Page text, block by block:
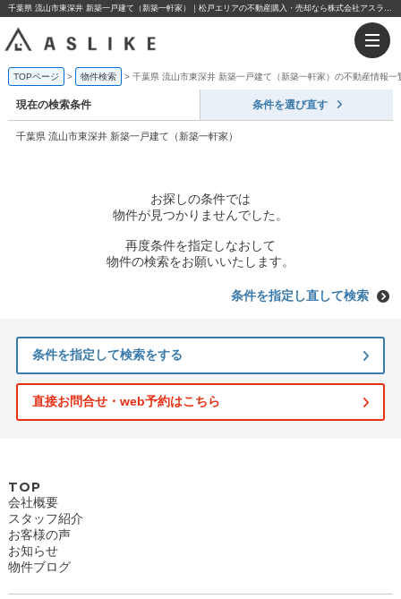
千葉県 流山市東深井 新築一戸建て（新築一軒家）｜松戸エリアの不動産購入・売却なら株式会社アスライク
TOPページ 物件検索 千葉県 流山市東深井 新築一戸建て（新築一軒家）の不動産情報一
現在の検索条件 条件を選び直す
千葉県 流山市東深井 新築一戸建て（新築一軒家）
お探しの条件では
物件が見つかりませんでした。
再度条件を指定しなおして
物件の検索をお願いいたします。
条件を指定し直して検索
条件を指定して検索をする
直接お問合せ・web予約はこちら
TOP
会社概要
スタッフ紹介
お客様の声
お知らせ
物件ブログ